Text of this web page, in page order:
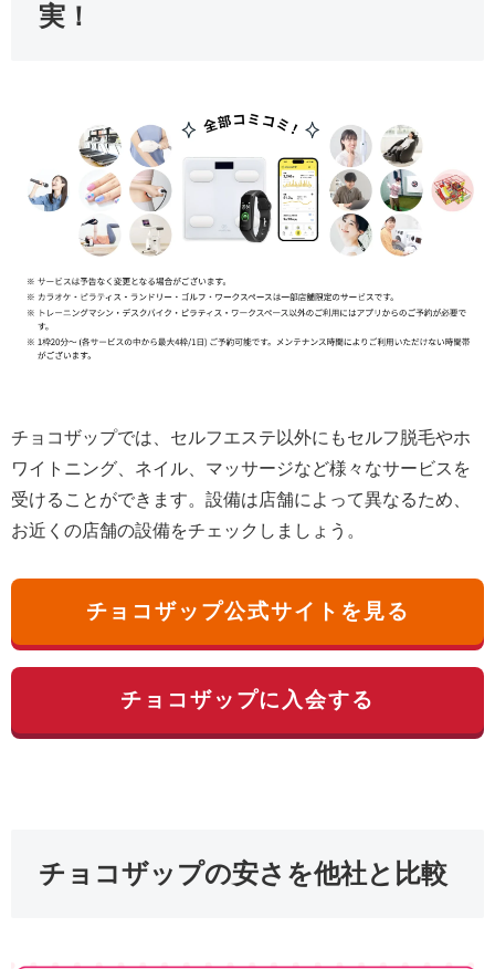
実！
チョコザップでは、セルフエステ以外にもセルフ脱毛やホ
ワイトニング、ネイル、マッサージなど様々なサービスを
受けることができます。設備は店舗によって異なるため、
お近くの店舗の設備をチェックしましょう。
チョコザップ公式サイトを見る
チョコザップに入会する
チョコザップの安さを他社と比較